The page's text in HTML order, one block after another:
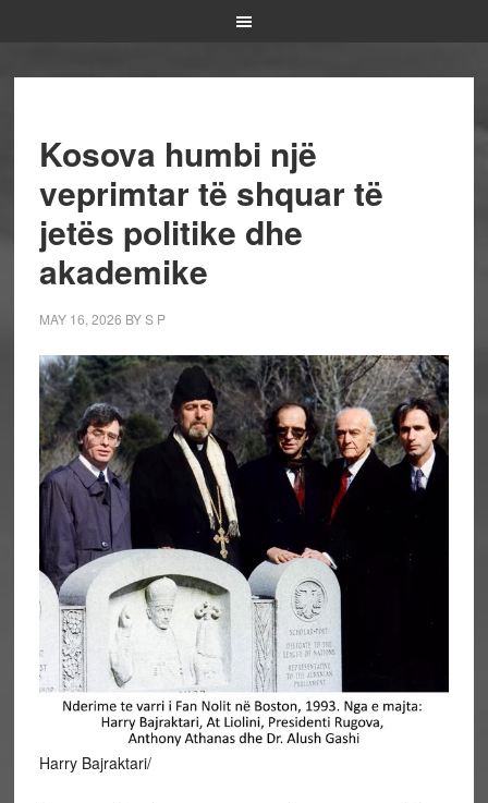
Kosova humbi një
veprimtar të shquar të
jetës politike dhe
akademike
MAY 16, 2026 BYS P
Harry Bajraktari/